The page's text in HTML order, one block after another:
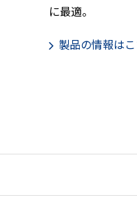
に最適。
製品の情報は